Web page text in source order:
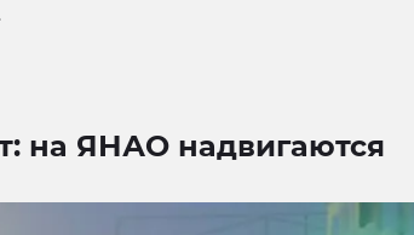
на ЯНАО надвигаются